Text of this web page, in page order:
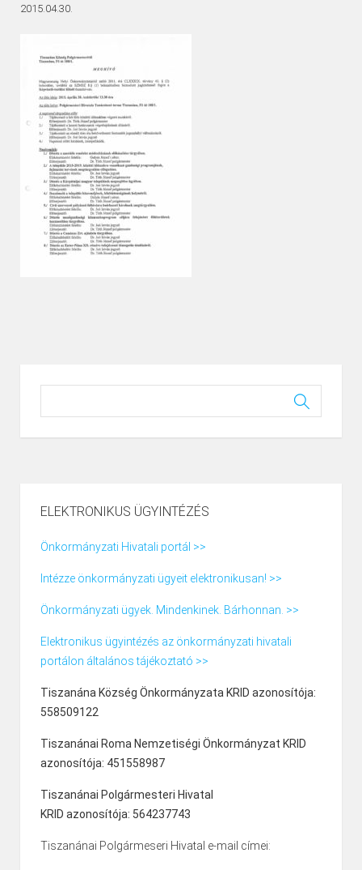
2015.04.30.
ELEKTRONIKUS ÜGYINTÉZÉS
Önkormányzati Hivatali portál >>
Intézze önkormányzati ügyeit elektronikusan! >>
Önkormányzati ügyek. Mindenkinek. Bárhonnan. >>
Elektronikus ügyintézés az önkormányzati hivatali
portálon általános tájékoztató >>
Tiszanána Község Önkormányzata KRID azonosítója:
558509122
Tiszanánai Roma Nemzetiségi Önkormányzat KRID
azonosítója: 451558987
Tiszanánai Polgármesteri Hivatal
KRID azonosítója: 564237743
Tiszanánai Polgármeseri Hivatal e-mail címei: